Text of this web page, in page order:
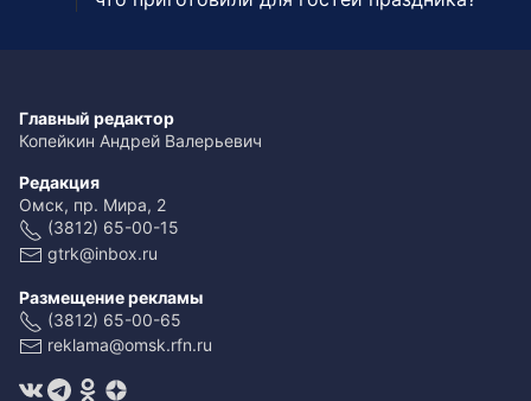
Главный редактор
Копейкин Андрей Валерьевич
Редакция
Омск, пр. Мира, 2
(3812) 65-00-15
gtrk@inbox.ru
Размещение рекламы
(3812) 65-00-65
reklama@omsk.rfn.ru